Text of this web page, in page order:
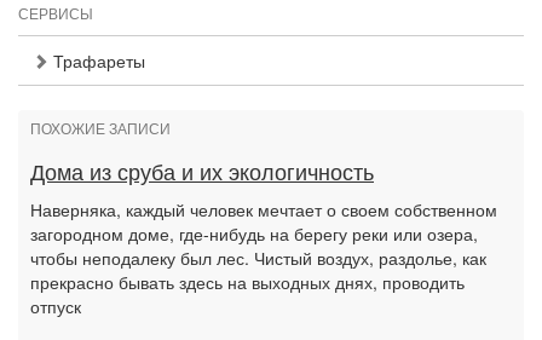
СЕРВИСЫ
Трафареты
ПОХОЖИЕ ЗАПИСИ
Дома из сруба и их экологичность
Наверняка, каждый человек мечтает о своем собственном
загородном доме, где-нибудь на берегу реки или озера,
чтобы неподалеку был лес. Чистый воздух, раздолье, как
прекрасно бывать здесь на выходных днях, проводить
отпуск